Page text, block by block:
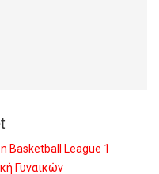
Basketball League 1
Γυναικών